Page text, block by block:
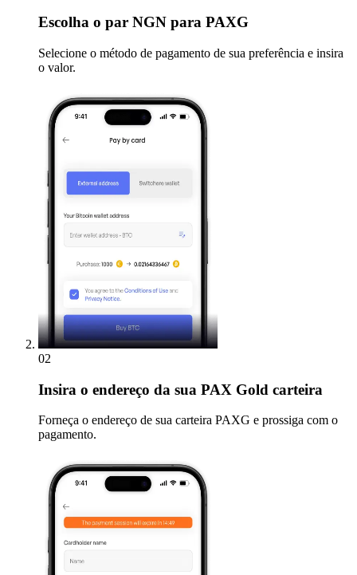
Escolha o par NGN para PAXG
Selecione o método de pagamento de sua preferência e insira
o valor.
02
Insira o endereço da sua PAX Gold carteira
Forneça o endereço de sua carteira PAXG e prossiga com o
pagamento.